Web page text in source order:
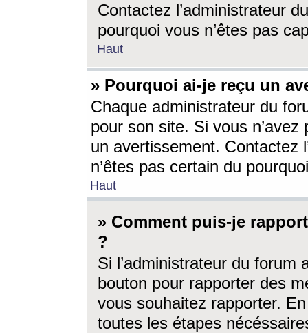
Contactez l’administrateur
pourquoi vous n’êtes pas
Haut
» Pourquoi ai-je reçu un
Chaque administrateur du
pour son site. Si vous
un avertissement. Contactez
n’êtes pas certain du
Haut
» Comment puis-je
?
Si l’administrateur du forum
bouton pour rapporter des
vous souhaitez rapporter.
toutes les étapes